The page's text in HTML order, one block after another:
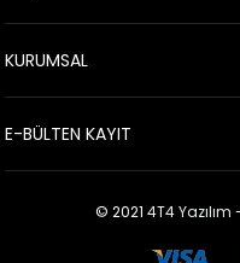
KURUMSAL
E-BÜLTEN KAYIT
© 2021 4T4 Yazılım